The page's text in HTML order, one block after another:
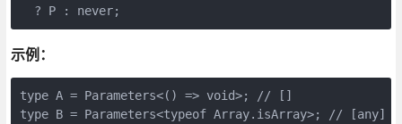
示例：
type A = Parameters<() => void>; // []
type B = Parameters<typeof Array.isArray>; // [any]